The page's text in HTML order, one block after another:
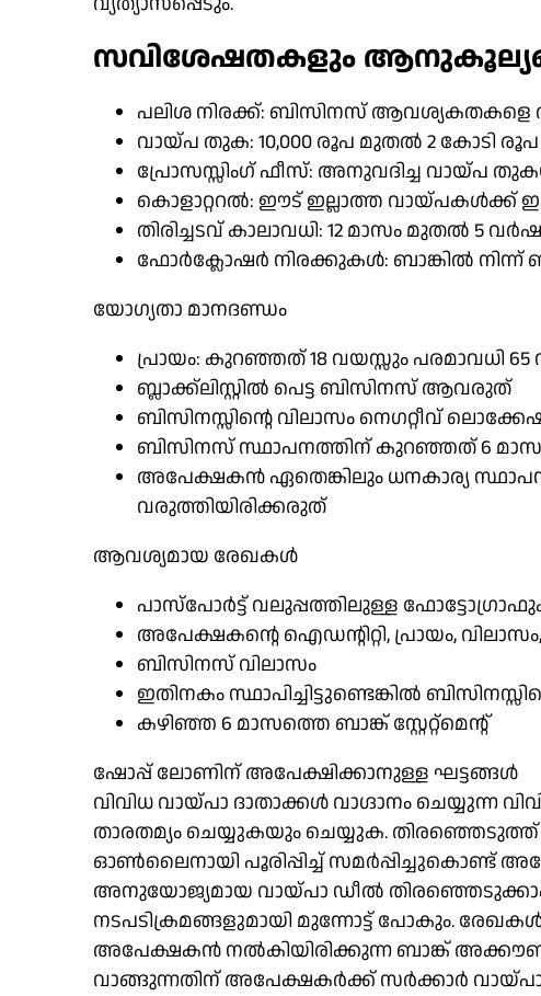
സവിശേഷതകളും
പലിശ നിരക്ക്: ബിസിനസ് ആവശ്യകതകളെ
വായ്പ തുക: 10,000 രൂപ മുതൽ 2 കോടി
പ്രോസസ്സിംഗ് ഫീസ്: അനുവദിച്ച വായ്പ
കൊളാറ്ററൽ: ഈട് ഇല്ലാത്ത വായ്പകൾക്ക്
തിരിച്ചടവ് കാലാവധി: 12 മാസം മുതൽ 5
ഫോർക്ലോഷർ നിരക്കുകൾ: ബാങ്കിൽ നിന്ന്
യോഗ്യതാ മാനദണ്ഡം
പ്രായം: കുറഞ്ഞത് 18 വയസ്സും പരമാവധി
ബ്ലാക്ക്‌ലിസ്റ്റിൽ പെട്ട ബിസിനസ് ആവരുത്
ബിസിനസ്സിന്റെ വിലാസം നെഗറ്റീവ്
ബിസിനസ് സ്ഥാപനത്തിന് കുറഞ്ഞത് 6
അപേക്ഷകൻ ഏതെങ്കിലും ധനകാര്യ
വരുത്തിയിരിക്കരുത്
ആവശ്യമായ രേഖകൾ
പാസ്‌പോർട്ട് വലുപ്പത്തിലുള്ള
അപേക്ഷകന്റെ ഐഡന്റിറ്റി, പ്രായം,
ബിസിനസ് വിലാസം
ഇതിനകം സ്ഥാപിച്ചിട്ടുണ്ടെങ്കിൽ
കഴിഞ്ഞ 6 മാസത്തെ ബാങ്ക് സ്റ്റേറ്റ്‌മെന്റ്
ഷോപ്പ് ലോണിന് അപേക്ഷിക്കാനുള്ള ഘട്ടങ്ങൾ
വിവിധ വായ്പാ ദാതാക്കൾ വാഗ്ദാനം
താരതമ്യം ചെയ്യുകയും ചെയ്യുക.
ഓൺലൈനായി പൂരിപ്പിച്ച്
അനുയോജ്യമായ വായ്പാ ഡീൽ തിരഞ്ഞെടുക്കാം.
നടപടിക്രമങ്ങളുമായി മുന്നോട്ട് പോകും.
അപേക്ഷകൻ നൽകിയിരിക്കുന്ന ബാങ്ക്
വാങ്ങുന്നതിന് അപേക്ഷകർക്ക് സർക്കാർ